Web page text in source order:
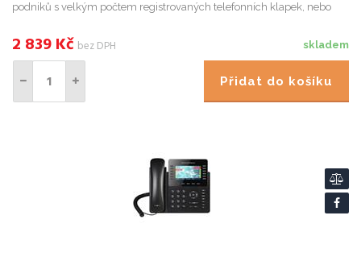
podniků s velkým počtem registrovaných telefonních klapek, nebo
automatick...
skladem
2 839Kč bez DPH
Přidat do košíku